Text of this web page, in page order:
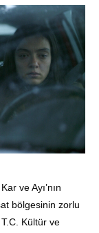
ve Ayı’nın
bölgesinin zorlu
Kültür ve